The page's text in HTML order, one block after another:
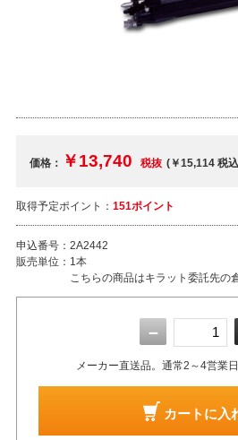
価格： ￥13,740 税抜 (￥15,114税込
取得予定ポイント： 151ポイント
申込番号： 2A2442
販売単位： 1本
こちらの商品はキラット委託先の
－
メーカー直送品。通常2～4営業
カートに入